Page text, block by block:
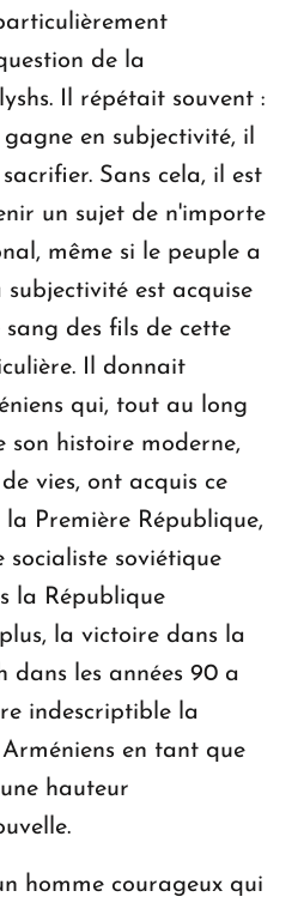
de la
Il répétait souvent :
en subjectivité, il
Sans cela, il est
un sujet de n'importe
même si le peuple a
est acquise
des fils de cette
Il donnait
qui, tout au long
son histoire moderne,
vies, ont acquis ce
Première République,
socialiste soviétique
la République
la victoire dans la
dans les années 90 a
indescriptible la
en tant que
hauteur
homme courageux qui